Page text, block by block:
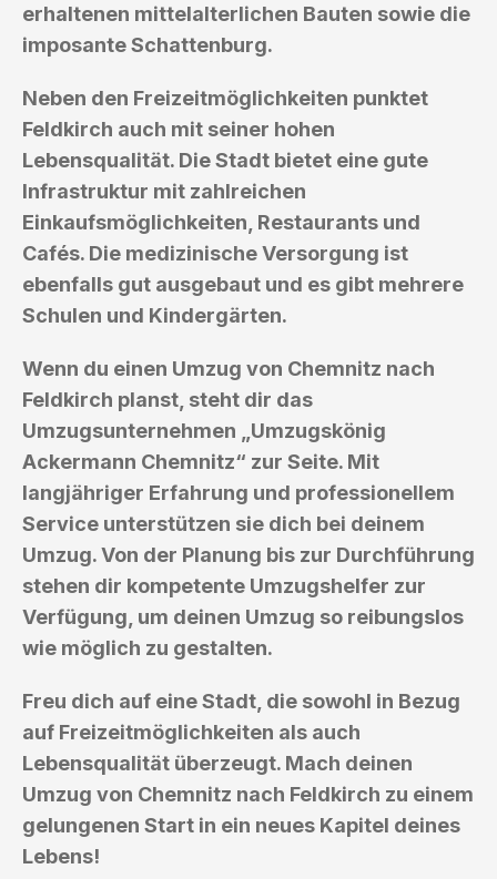
erhaltenen mittelalterlichen Bauten sowie die
imposante Schattenburg.
Neben den Freizeitmöglichkeiten punktet
Feldkirch auch mit seiner hohen
Lebensqualität. Die Stadt bietet eine gute
Infrastruktur mit zahlreichen
Einkaufsmöglichkeiten, Restaurants und
Cafés. Die medizinische Versorgung ist
ebenfalls gut ausgebaut und es gibt mehrere
Schulen und Kindergärten.
Wenn du einen Umzug von Chemnitz nach
Feldkirch planst, steht dir das
Umzugsunternehmen „Umzugskönig
Ackermann Chemnitz“ zur Seite. Mit
langjähriger Erfahrung und professionellem
Service unterstützen sie dich bei deinem
Umzug. Von der Planung bis zur Durchführung
stehen dir kompetente Umzugshelfer zur
Verfügung, um deinen Umzug so reibungslos
wie möglich zu gestalten.
Freu dich auf eine Stadt, die sowohl in Bezug
auf Freizeitmöglichkeiten als auch
Lebensqualität überzeugt. Mach deinen
Umzug von Chemnitz nach Feldkirch zu einem
gelungenen Start in ein neues Kapitel deines
Lebens!